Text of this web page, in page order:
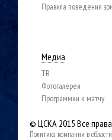
Правила поведения
Медиа
ТВ
Фотогалерея
Программки к матчу
© ЦСКА 2015 Все
Политика компании в